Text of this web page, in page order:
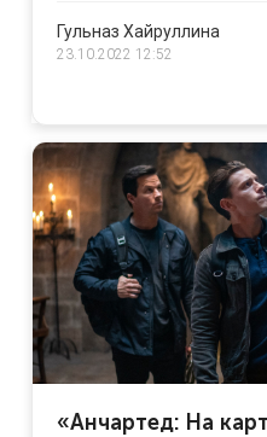
фильмы «Бабич» и «Первая
Гульназ Хайруллина
23.10.2022 12:52
«Анчартед: На